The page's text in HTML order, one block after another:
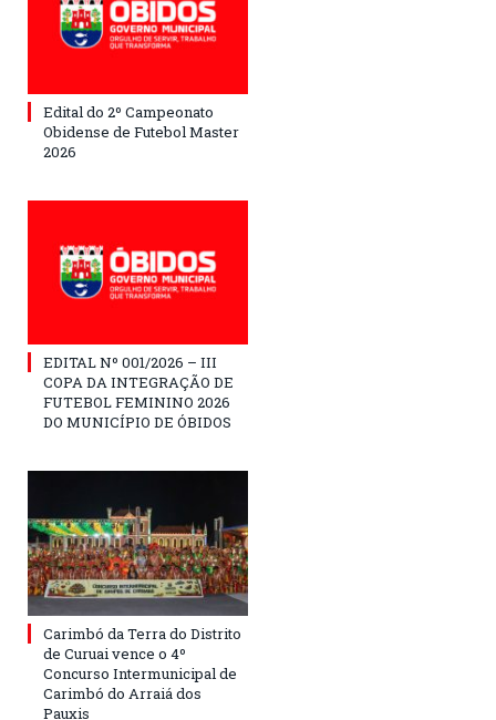
Edital do 2º Campeonato
Obidense de Futebol Master
2026
EDITAL Nº 001/2026 – III
COPA DA INTEGRAÇÃO DE
FUTEBOL FEMININO 2026
DO MUNICÍPIO DE ÓBIDOS
Carimbó da Terra do Distrito
de Curuai vence o 4º
Concurso Intermunicipal de
Carimbó do Arraiá dos
Pauxis